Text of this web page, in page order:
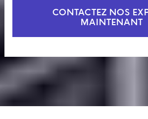
CONTACTEZ NOS
MAINTENANT